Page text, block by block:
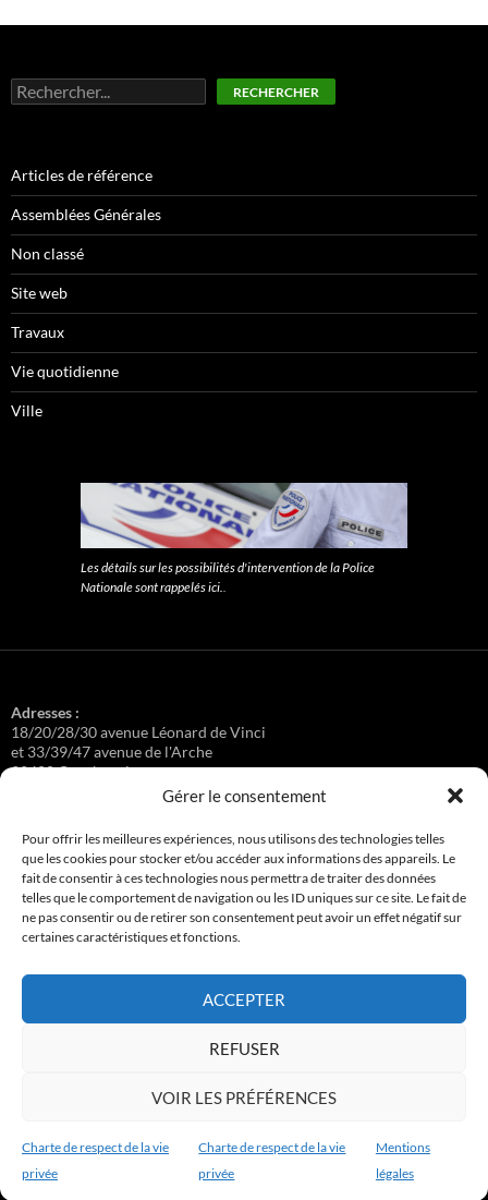
Gérer le consentement
Pour offrir les meilleures expériences, nous utilisons des technologies telles
que les cookies pour stocker et/ou accéder aux informations des appareils. Le
fait de consentir à ces technologies nous permettra de traiter des données
telles que le comportement de navigation ou les ID uniques sur ce site. Le fait de
ne pas consentir ou de retirer son consentement peut avoir un effet négatif sur
certaines caractéristiques et fonctions.
ACCEPTER
REFUSER
VOIR LES PRÉFÉRENCES
Charte de respect de la vie
privée
Charte de respect de la vie
privée
Mentions
légales
Rechercher RECHERCHER
Articles de référence
Assemblées Générales
Non classé
Site web
Travaux
Vie quotidienne
Ville
Les détails sur les possibilités d'intervention de la Police
Nationale sont rappelés ici..
Adresses :
18/20/28/30 avenue Léonard de Vinci
et 33/39/47 avenue de l'Arche
92400 Courbevoie
Régisseuse :
Loge au 39 Avenue de l'Arche.
Connexion
Copyright © 2017-2026 résidence Apollonia 1
Charte de respect de la vie privée Fièrement propulsé par WordPress